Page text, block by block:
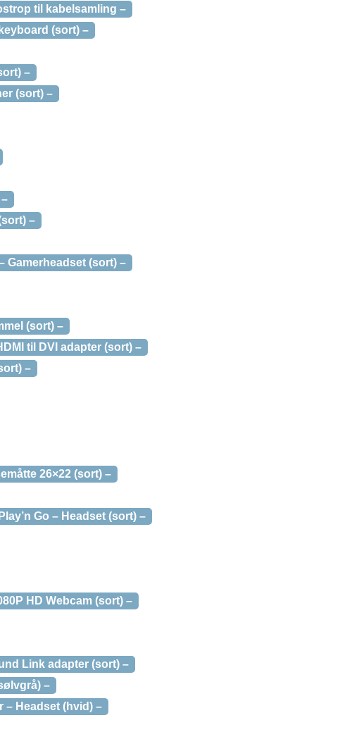
til kabelsamling –
(sort) –
–
(sort) –
–
Gamerheadset (sort) –
(sort) –
til DVI adapter (sort) –
–
26×22 (sort) –
Go – Headset (sort) –
HD Webcam (sort) –
Link adapter (sort) –
–
– Headset (hvid) –